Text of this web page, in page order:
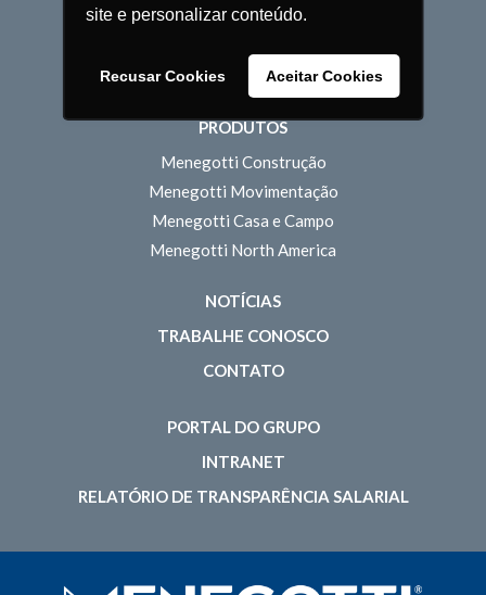
site e personalizar conteúdo.
Recusar Cookies Aceitar Cookies
TERMOS DE USO
PRODUTOS
Menegotti Construção
Menegotti Movimentação
Menegotti Casa e Campo
Menegotti North America
NOTÍCIAS
TRABALHE CONOSCO
CONTATO
PORTAL DO GRUPO
INTRANET
RELATÓRIO DE TRANSPARÊNCIA SALARIAL